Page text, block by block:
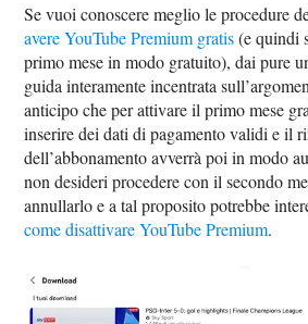
Se vuoi conoscere meglio le procedure
avere YouTube Premium gratis(e quindi
primo mese in modo gratuito), dai pure
guida interamente incentrata
anticipo che per attivare il primo mese
inserire dei dati di pagamento validi e il
dell’abbonamento avverrà poi in modo
non desideri procedere con il secondo
annullarlo e a tal proposito potrebbe
come disattivare YouTube Premium.